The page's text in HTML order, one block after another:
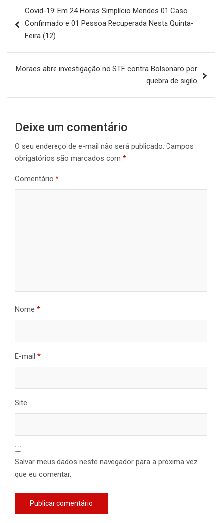
de
Post
Covid-19: Em 24 Horas Simplício Mendes 01 Caso
Confirmado e 01 Pessoa Recuperada Nesta Quinta-
Feira (12).
Moraes abre investigação no STF contra Bolsonaro por
quebra de sigilo
Deixe um comentário
O seu endereço de e-mail não será publicado. Campos
obrigatórios são marcados com *
Comentário *
Nome *
E-mail *
Site
Salvar meus dados neste navegador para a próxima vez
que eu comentar.